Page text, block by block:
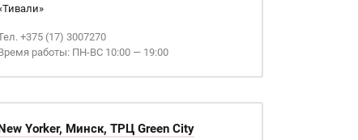
+375 (17) 3007270
работы: ПН-ВС 10:00 — 19:00
Yorker, Минск, ТРЦ Green City